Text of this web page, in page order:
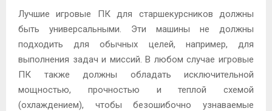
Ю
Лучшие игровые ПК для старшекурсников должны
быть универсальными. Эти машины не должны
подходить для обычных целей, например, для
выполнения задач и миссий. В любом случае игровые
ПК также должны обладать исключительной
мощностью, прочностью и теплой схемой
(охлаждением), чтобы безошибочно узнаваемые